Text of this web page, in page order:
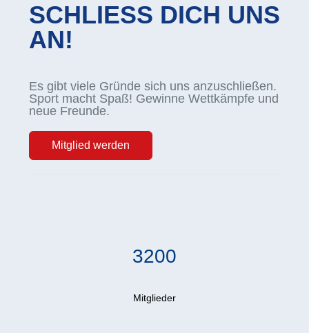
SCHLIESS DICH UNS
AN!
Es gibt viele Gründe sich uns anzuschließen.
Sport macht Spaß! Gewinne Wettkämpfe und
neue Freunde.
Mitglied werden
3200
Mitglieder